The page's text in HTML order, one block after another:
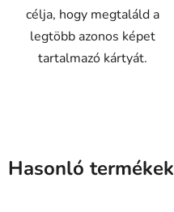
célja, hogy megtaláld a
legtöbb azonos képet
tartalmazó kártyát.
Hasonló termékek